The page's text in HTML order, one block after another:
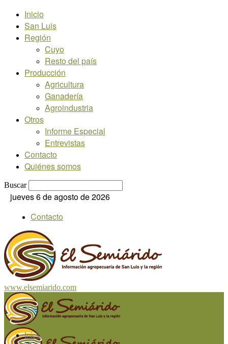
Inicio
San Luis
Región
Cuyo
Resto del país
Producción
Agricultura
Ganadería
Agroindustria
Otros
Informe Especial
Entrevistas
Contacto
Quiénes somos
Buscar
jueves 6 de agosto de 2026
Contacto
www.elsemiarido.com
Inicio